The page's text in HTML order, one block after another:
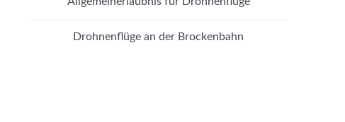
Drohnenflüge an der Brockenbahn